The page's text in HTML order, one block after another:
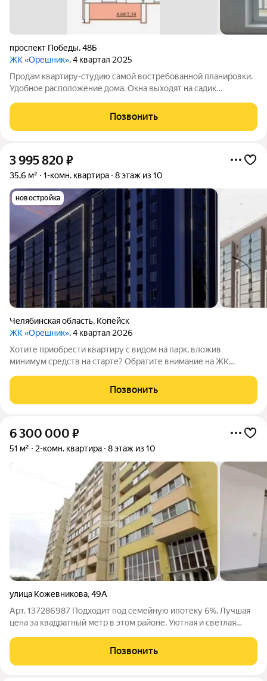
проспект Победы,48Б
ЖК «Орешник», 4 квартал 2025
Продам квартиру-студию самой востребованной планировки.
Удобное расположение дома. Окна выходят на садик
Надежная входная металлическая дверь, натяжной матовый
потолок, линолеум премиум класса,
Позвонить
3 995 820 ₽
35,6 м² 1-комн. квартира 8 этаж из 10
новостройка
Челябинская область, Копейск
ЖК «Орешник», 4 квартал 2026
Хотите приобрести квартиру с видом на парк, вложив
минимум средств на старте? Обратите внимание на ЖК
отсюда удобно выезжать в Челябинск, а поблизости есть всё,
что нужно для комфортной жизни:
Позвонить
6 300 000 ₽
51 м² 2-комн. квартира 8 этаж из 10
улица Кожевникова,49А
Арт. 137286987 Подходит под семейную ипотеку 6%. Лучшая
цена за квадратный метр в этом районе. Уютная и светлая
хозяев! Квартира расположена в надёжном кирпичном доме,
что гарантирует тепло зимой
Позвонить